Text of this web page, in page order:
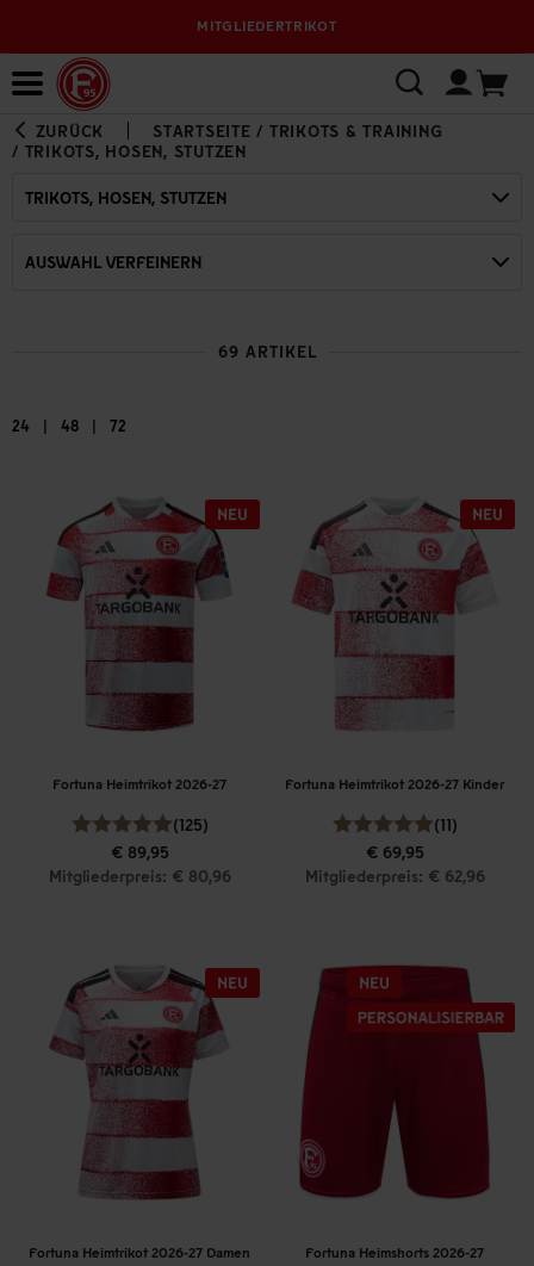
VERSANDKOSTENFREI AB 95 € INNERHALB
ZURÜCK STARTSEITE / TRIKOTS & TRAINING
/ TRIKOTS, HOSEN, STUTZEN
TRIKOTS, HOSEN, STUTZEN
AUSWAHL VERFEINERN
69 ARTIKEL
24 | 48 | 72
Fortuna Heimtrikot 2026-27
(125)
€ 89,95
Mitgliederpreis: € 80,96
Fortuna Heimtrikot 2026-27 Kinder
(11)
€ 69,95
Mitgliederpreis: € 62,96
Fortuna Heimtrikot 2026-27 Damen Fortuna Heimshorts 2026-27